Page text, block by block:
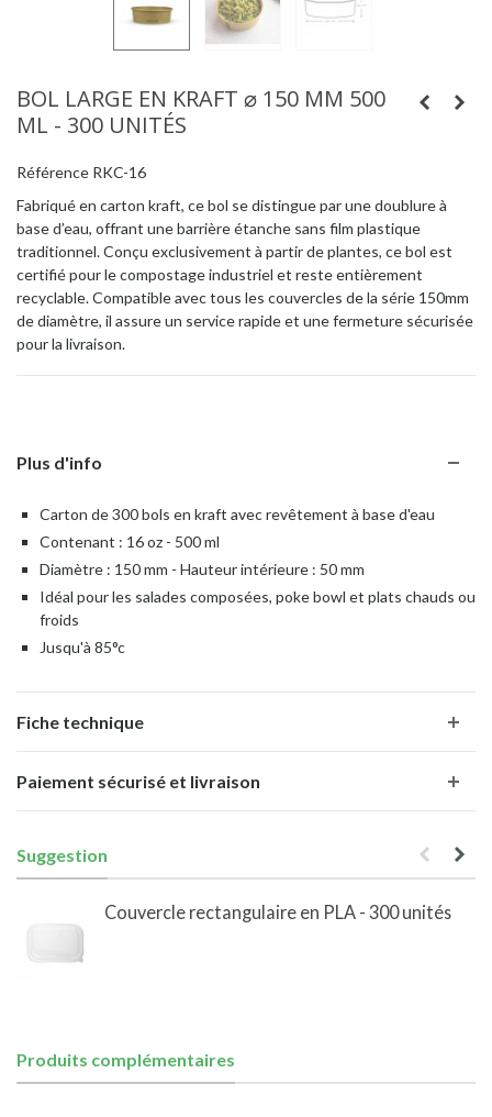
BOL LARGE EN KRAFT ⌀ 150 MM 500
ML - 300 UNITÉS
Référence RKC-16
Fabriqué en carton kraft, ce bol se distingue par une doublure à
base d’eau, offrant une barrière étanche sans film plastique
traditionnel. Conçu exclusivement à partir de plantes, ce bol est
certifié pour le compostage industriel et reste entièrement
recyclable. Compatible avec tous les couvercles de la série 150mm
de diamètre, il assure un service rapide et une fermeture sécurisée
pour la livraison.
Plus d'info
Carton de 300 bols en kraft avec revêtement à base d'eau
Contenant : 16 oz - 500 ml
Diamètre : 150 mm - Hauteur intérieure : 50 mm
Idéal pour les salades composées, poke bowl et plats chauds ou
froids
Jusqu'à 85°c
Fiche technique
Paiement sécurisé et livraison
Suggestion
Couvercle rectangulaire en PLA - 300 unités
Produits complémentaires